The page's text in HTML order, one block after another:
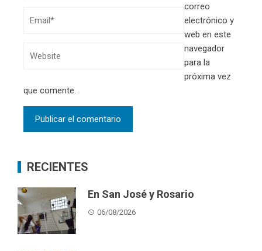
correo
electrónico y
web en este
navegador
para la
próxima vez
que comente.
RECIENTES
En San José y Rosario
06/08/2026